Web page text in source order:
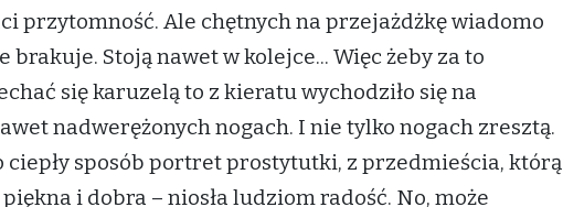
przytomność. Ale chętnych na przejażdżkę wiadomo
brakuje. Stoją nawet w kolejce... Więc żeby za to
się karuzelą to z kieratu wychodziło się na
nadwerężonych nogach. I nie tylko nogach zresztą.
ciepły sposób portret prostytutki, z przedmieścia, którą
i dobra – niosła ludziom radość. No, może